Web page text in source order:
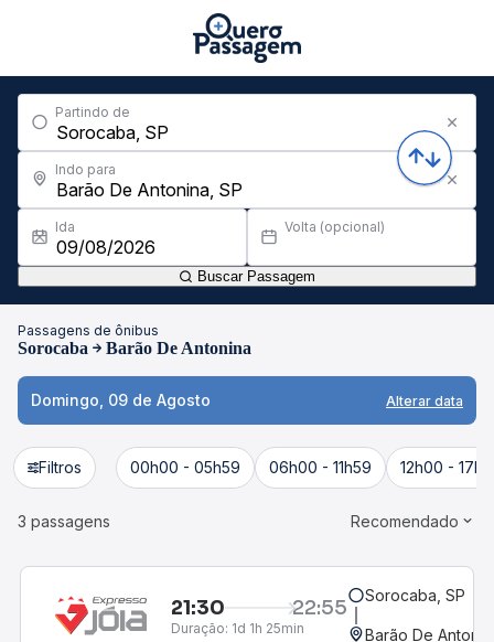
Partindo de
Indo para
Ida Volta (opcional)
Buscar Passagem
Passagens de ônibus
Sorocaba Barão De Antonina
Domingo, 09 de Agosto Alterar data
Filtros 00h00 - 05h59 06h00 - 11h59 12h00 -
3 passagens Recomendado
21:30 22:55
Duração: 1d 1h 25min
Sorocaba, SP
Barão De